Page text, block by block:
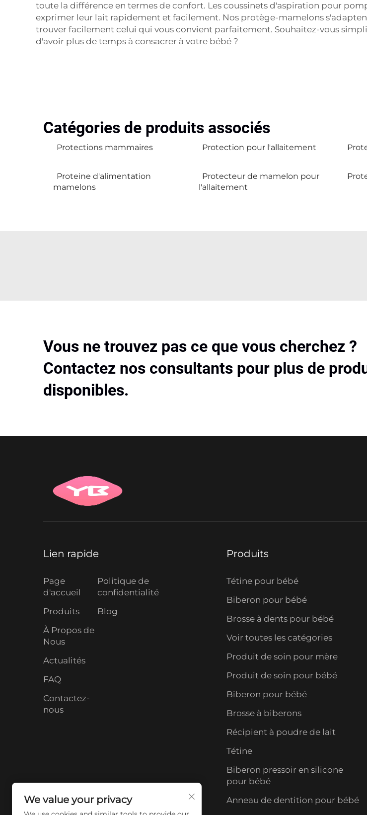
toute la différence en termes de confort. Les coussinets d'aspiration pour
exprimer leur lait rapidement et facilement. Nos protège-mamelons
trouver facilement celui qui vous convient parfaitement. Souhaitez-vous
d'avoir plus de temps à consacrer à votre bébé ?
Catégories de produits associés
Protections mammaires Protection pour l'allaitement
Proteine d'alimentation
mamelons
Protecteur de mamelon pour
l'allaitement
Vous ne trouvez pas ce que vous cherchez ?
Contactez nos consultants pour plus de
disponibles.
Lien rapide
Page
d'accueil
Produits
À Propos de
Nous
Actualités
FAQ
Contactez-
nous
Politique de
confidentialité
Blog
Produits
Tétine pour bébé
Biberon pour bébé
Brosse à dents pour bébé
Voir toutes les catégories
Produit de soin pour mère
Produit de soin pour bébé
Biberon pour bébé
Brosse à biberons
Récipient à poudre de lait
Tétine
Biberon pressoir en silicone
pour bébé
Anneau de dentition pour bébé
We value your privacy